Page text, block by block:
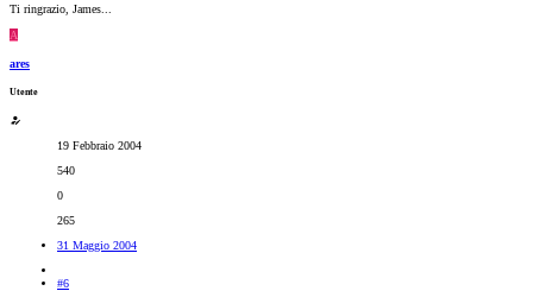
Ti ringrazio, James...
A
ares
Utente
19 Febbraio 2004
540
0
265
31 Maggio 2004
#6